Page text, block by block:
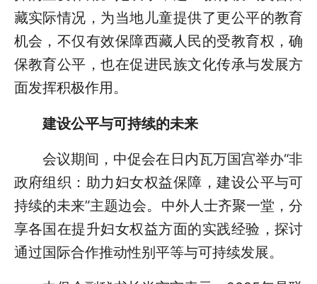
藏实际情况，为当地儿童提供了更公平的教育
机会，不仅有效保障西藏人民的受教育权，确
保教育公平，也在促进民族文化传承与发展方
面发挥积极作用。
建设公平与可持续的未来
会议期间，中促会在日内瓦万国宫举办“非
政府组织：助力妇女权益保障，建设公平与可
持续的未来”主题边会。中外人士齐聚一堂，分
享各国在提升妇女权益方面的实践经验，探讨
通过国际合作推动性别平等与可持续发展。